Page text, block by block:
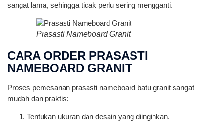
sangat lama, sehingga tidak perlu sering mengganti.
Prasasti Nameboard Granit
CARA ORDER PRASASTI
NAMEBOARD GRANIT
Proses pemesanan prasasti nameboard batu granit sangat
mudah dan praktis:
Tentukan ukuran dan desain yang diinginkan.